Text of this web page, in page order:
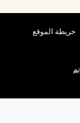
خريطة الموقع